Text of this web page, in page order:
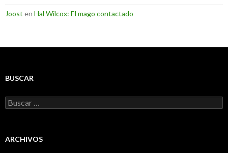
Joost en Hal Wilcox: El mago contactado
BUSCAR
Buscar:
ARCHIVOS